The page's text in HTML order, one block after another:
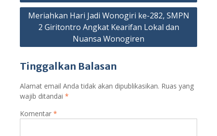
Meriahkan Hari Jadi Wonogiri ke-282, SMPN
2 Giritontro Angkat Kearifan Lokal dan
Nuansa Wonogiren
Tinggalkan Balasan
Alamat email Anda tidak akan dipublikasikan. Ruas yang
wajib ditandai *
Komentar *